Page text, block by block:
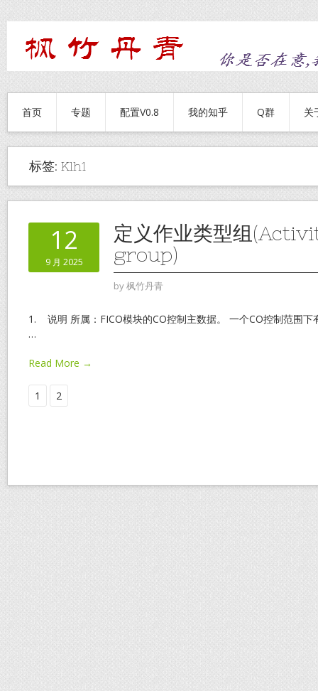
首页 专题 配置V0.8 我的知乎 Q群 关
标签: Klh1
12
9 月 2025
定义作业类型组
group)
by枫竹丹青
1. 说明 所属：FICO模块的CO控制主数据。 一个CO控制范围下
…
Read More →
1 2